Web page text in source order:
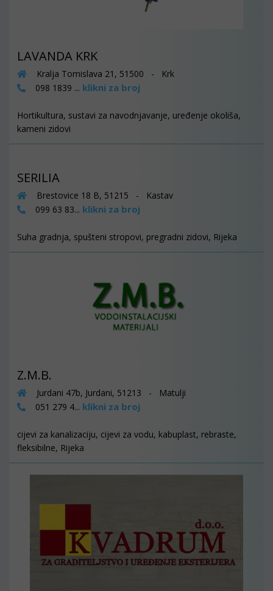
LAVANDA KRK
Kralja Tomislava 21, 51500 - Krk
098 1839 ... klikni za broj
Hortikultura, sustavi za navodnjavanje, uređenje okoliša,
kameni zidovi
SERILIA
Brestovice 18 B, 51215 - Kastav
099 63 83... klikni za broj
Suha gradnja, spušteni stropovi, pregradni zidovi, Rijeka
Z.M.B.
Jurdani 47b, Jurdani, 51213 - Matulji
051 279 4... klikni za broj
cijevi za kanalizaciju, cijevi za vodu, kabuplast, rebraste,
fleksibilne, Rijeka